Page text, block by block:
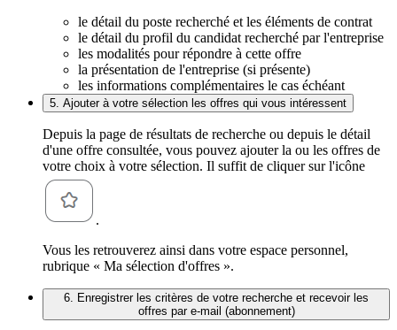
le détail du poste recherché et les éléments de contrat
le détail du profil du candidat recherché par l'entreprise
les modalités pour répondre à cette offre
la présentation de l'entreprise (si présente)
les informations complémentaires le cas échéant
5. Ajouter à votre sélection les offres qui vous intéressent
Depuis la page de résultats de recherche ou depuis le détail
d'une offre consultée, vous pouvez ajouter la ou les offres de
votre choix à votre sélection. Il suffit de cliquer sur l'icône
.
Vous les retrouverez ainsi dans votre espace personnel,
rubrique « Ma sélection d'offres ».
6. Enregistrer les critères de votre recherche et recevoir les
offres par e-mail (abonnement)